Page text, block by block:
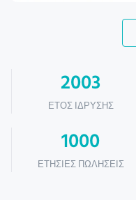
2003
ΈΤΟΣ ΊΔΡΥΣΗΣ
1000
ΕΤΉΣΙΕΣ ΠΩΛΉΣΕΙΣ